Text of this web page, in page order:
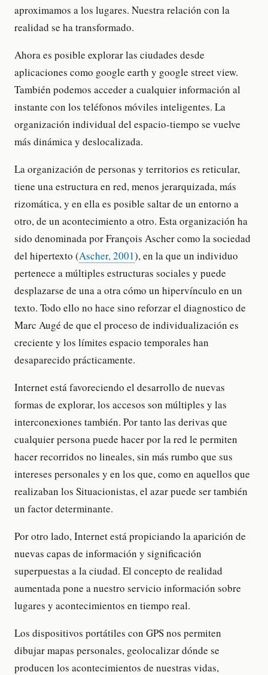
aproximamos a los lugares. Nuestra relación con la
realidad se ha transformado.
Ahora es posible explorar las ciudades desde
aplicaciones como google earth y google street view.
También podemos acceder a cualquier información al
instante con los teléfonos móviles inteligentes. La
organización individual del espacio-tiempo se vuelve
más dinámica y deslocalizada.
La organización de personas y territorios es reticular,
tiene una estructura en red, menos jerarquizada, más
rizomática, y en ella es posible saltar de un entorno a
otro, de un acontecimiento a otro. Esta organización ha
sido denominada por François Ascher como la sociedad
del hipertexto (Ascher, 2001), en la que un individuo
pertenece a múltiples estructuras sociales y puede
desplazarse de una a otra cómo un hipervínculo en un
texto. Todo ello no hace sino reforzar el diagnostico de
Marc Augé de que el proceso de individualización es
creciente y los límites espacio temporales han
desaparecido prácticamente.
Internet está favoreciendo el desarrollo de nuevas
formas de explorar, los accesos son múltiples y las
interconexiones también. Por tanto las derivas que
cualquier persona puede hacer por la red le permiten
hacer recorridos no lineales, sin más rumbo que sus
intereses personales y en los que, como en aquellos que
realizaban los Situacionistas, el azar puede ser también
un factor determinante.
Por otro lado, Internet está propiciando la aparición de
nuevas capas de información y significación
superpuestas a la ciudad. El concepto de realidad
aumentada pone a nuestro servicio información sobre
lugares y acontecimientos en tiempo real.
Los dispositivos portátiles con GPS nos permiten
dibujar mapas personales, geolocalizar dónde se
producen los acontecimientos de nuestras vidas,